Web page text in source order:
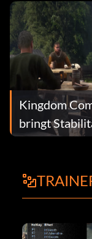
Kingdom
bringt